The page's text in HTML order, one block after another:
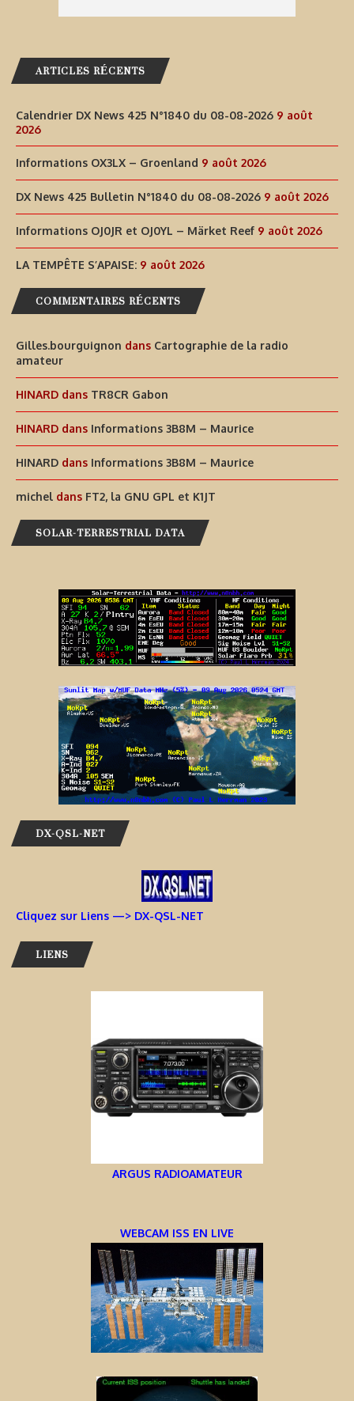
ARTICLES RÉCENTS
Calendrier DX News 425 N°1840 du 08-08-2026 9 août
2026
Informations OX3LX – Groenland 9 août 2026
DX News 425 Bulletin N°1840 du 08-08-2026 9 août 2026
Informations OJ0JR et OJ0YL – Märket Reef 9 août 2026
LA TEMPÊTE S’APAISE: 9 août 2026
COMMENTAIRES RÉCENTS
Gilles.bourguignon dans Cartographie de la radio
amateur
HINARD dans TR8CR Gabon
HINARD dans Informations 3B8M – Maurice
HINARD dans Informations 3B8M – Maurice
michel dans FT2, la GNU GPL et K1JT
SOLAR-TERRESTRIAL DATA
DX-QSL-NET
Cliquez sur Liens —> DX-QSL-NET
LIENS
ARGUS RADIOAMATEUR
WEBCAM ISS EN LIVE